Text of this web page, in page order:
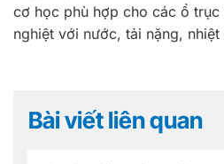
cơ học phù hợp cho các ổ
nghiệt với nước, tải nặng,
Bài viết liên quan